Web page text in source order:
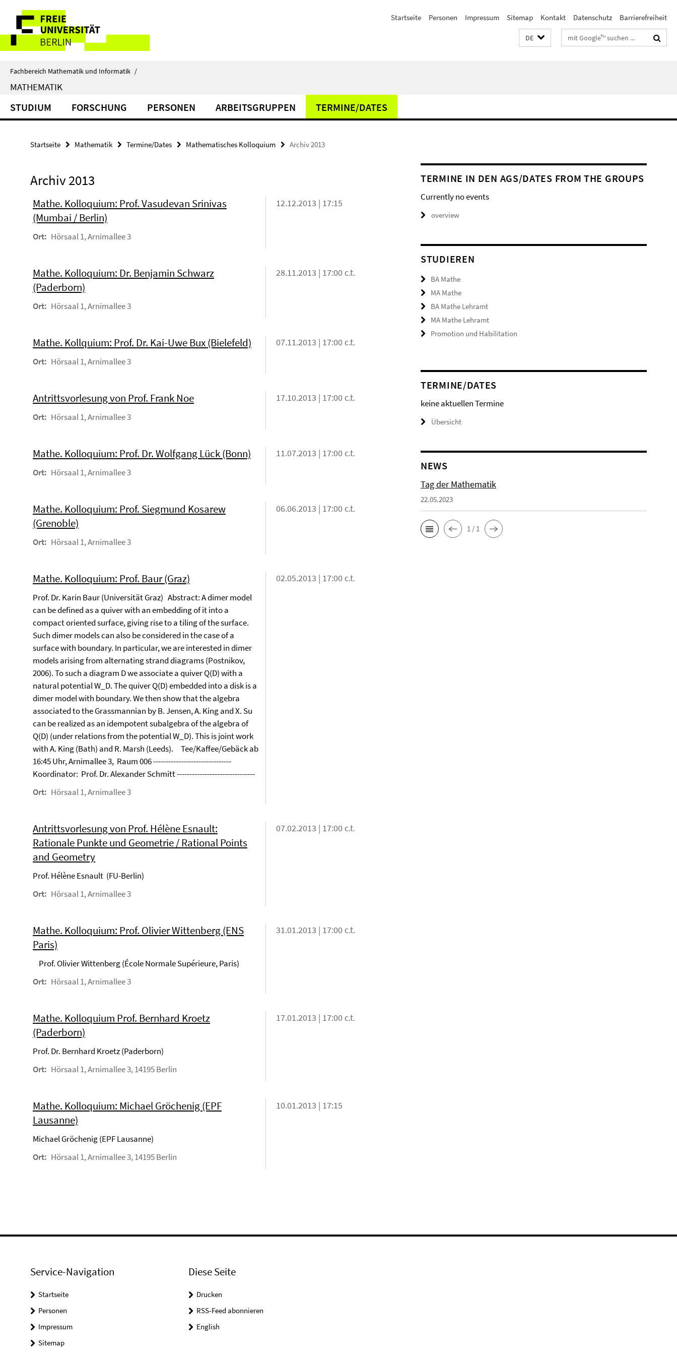
direkt
Inhalt
Service-
Navigation
Startseite Personen Impressum Sitemap Kontakt Datenschutz Barrierefreiheit
DE Suchbegriffe
Fachbereich Mathematik und Informatik /
MATHEMATIK
STUDIUM FORSCHUNG PERSONEN ARBEITSGRUPPEN TERMINE/DATES
Startseite Mathematik Termine/Dates Mathematisches Kolloquium Archiv 2013
Archiv 2013
Mathe. Kolloquium: Prof. Vasudevan Srinivas
(Mumbai / Berlin)
Ort: Hörsaal 1, Arnimallee 3
12.12.2013 | 17:15
Mathe. Kolloquium: Dr. Benjamin Schwarz
(Paderborn)
Ort: Hörsaal 1, Arnimallee 3
28.11.2013 | 17:00 c.t.
Mathe. Kollquium: Prof. Dr. Kai-Uwe Bux (Bielefeld)
Ort: Hörsaal 1, Arnimallee 3
07.11.2013 | 17:00 c.t.
Antrittsvorlesung von Prof. Frank Noe
Ort: Hörsaal 1, Arnimallee 3
17.10.2013 | 17:00 c.t.
Mathe. Kolloquium: Prof. Dr. Wolfgang Lück (Bonn)
Ort: Hörsaal 1, Arnimallee 3
11.07.2013 | 17:00 c.t.
Mathe. Kolloquium: Prof. Siegmund Kosarew
(Grenoble)
Ort: Hörsaal 1, Arnimallee 3
06.06.2013 | 17:00 c.t.
Mathe. Kolloquium: Prof. Baur (Graz)
Prof. Dr. Karin Baur (Universität Graz) Abstract: A dimer model
can be defined as a quiver with an embedding of it into a
compact oriented surface, giving rise to a tiling of the surface.
Such dimer models can also be considered in the case of a
surface with boundary. In particular, we are interested in dimer
models arising from alternating strand diagrams (Postnikov,
2006). To such a diagram D we associate a quiver Q(D) with a
natural potential W_D. The quiver Q(D) embedded into a disk is a
dimer model with boundary. We then show that the algebra
associated to the Grassmannian by B. Jensen, A. King and X. Su
can be realized as an idempotent subalgebra of the algebra of
Q(D) (under relations from the potential W_D). This is joint work
with A. King (Bath) and R. Marsh (Leeds). Tee/Kaffee/Gebäck ab
16:45 Uhr, Arnimallee 3, Raum 006 -------------------------------
Koordinator: Prof. Dr. Alexander Schmitt -------------------------------
Ort: Hörsaal 1, Arnimallee 3
02.05.2013 | 17:00 c.t.
Antrittsvorlesung von Prof. Hélène Esnault:
Rationale Punkte und Geometrie / Rational Points
and Geometry
Prof. Hélène Esnault (FU-Berlin)
Ort: Hörsaal 1, Arnimallee 3
07.02.2013 | 17:00 c.t.
Mathe. Kolloquium: Prof. Olivier Wittenberg (ENS
Paris)
Prof. Olivier Wittenberg (École Normale Supérieure, Paris)
Ort: Hörsaal 1, Arnimallee 3
31.01.2013 | 17:00 c.t.
Mathe. Kolloquium Prof. Bernhard Kroetz
(Paderborn)
Prof. Dr. Bernhard Kroetz (Paderborn)
Ort: Hörsaal 1, Arnimallee 3, 14195 Berlin
17.01.2013 | 17:00 c.t.
Mathe. Kolloquium: Michael Gröchenig (EPF
Lausanne)
Michael Gröchenig (EPF Lausanne)
Ort: Hörsaal 1, Arnimallee 3, 14195 Berlin
10.01.2013 | 17:15
TERMINE IN DEN AGS/DATES FROM THE GROUPS
Currently no events
overview
STUDIEREN
BA Mathe
MA Mathe
BA Mathe Lehramt
MA Mathe Lehramt
Promotion und Habilitation
TERMINE/DATES
keine aktuellen Termine
Übersicht
NEWS
Tag der Mathematik
22.05.2023
1 / 1
Service-Navigation
Startseite
Personen
Impressum
Sitemap
Diese Seite
Drucken
RSS-Feed abonnieren
English